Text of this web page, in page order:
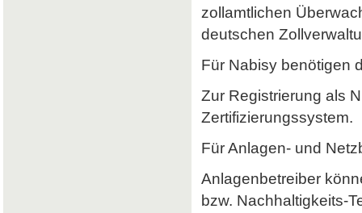
zollamtlichen
deutschen
Für Nabisy benötigen
Zur Registrierung als
Zertifizierungssystem.
Für Anlagen- und
Anlagenbetreiber
bzw. Nachhaltigkeits-